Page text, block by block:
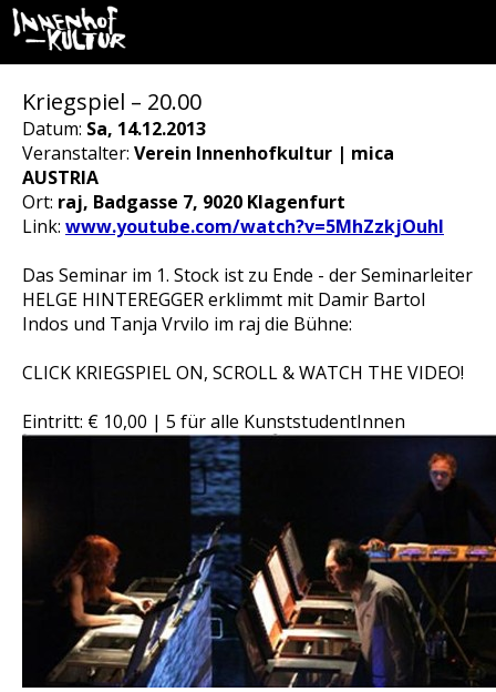
Kriegspiel – 20.00
Datum: Sa, 14.12.2013
Veranstalter: Verein Innenhofkultur | mica
AUSTRIA
Ort: raj, Badgasse 7, 9020 Klagenfurt
Link: www.youtube.com/watch?v=5MhZzkjOuhI
Das Seminar im 1. Stock ist zu Ende - der Seminarleiter
HELGE HINTEREGGER erklimmt mit Damir Bartol
Indos und Tanja Vrvilo im raj die Bühne:
CLICK KRIEGSPIEL ON, SCROLL & WATCH THE VIDEO!
Eintritt: € 10,00 | 5 für alle KunststudentInnen